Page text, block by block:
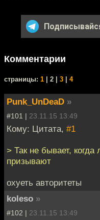
Комментарии
cтраницы: 1 | 2 | 3 4
Punk_UnDeaD »
#101 | 23.11.15 13:49
Кому: Цитата, #1
> Так не бывает,
призывают
охуеть авторитеты
koleso »
#102 | 23.11.15 13:49